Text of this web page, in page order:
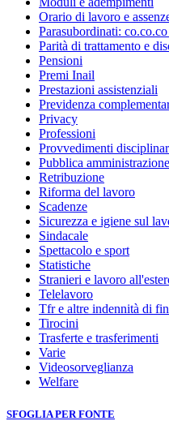
Orario di lavoro e
Parasubordinati:
Parità di trattamento e
Pensioni
Premi Inail
Prestazioni assistenziali
Previdenza
Privacy
Professioni
Provvedimenti
Pubblica amministrazione
Retribuzione
Riforma del lavoro
Scadenze
Sicurezza e igiene sul
Sindacale
Spettacolo e sport
Statistiche
Stranieri e lavoro
Telelavoro
Tfr e altre indennità di
Tirocini
Trasferte e trasferimenti
Varie
Videosorveglianza
Welfare
SFOGLIA PER FONTE